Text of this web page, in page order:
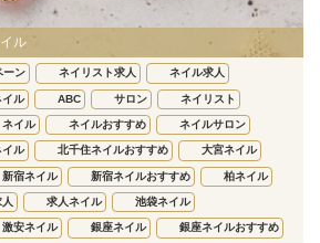
ル
ーン ネイリスト求人 ネイル求人
イル ABC サロン ネイリスト
ネイル ネイルおすすめ ネイルサロン
イル 北千住ネイルおすすめ 大宮ネイル
新宿ネイル 新宿ネイルおすすめ 柏ネイル
求人ネイル 池袋ネイル
激安ネイル 銀座ネイル 銀座ネイルおすすめ